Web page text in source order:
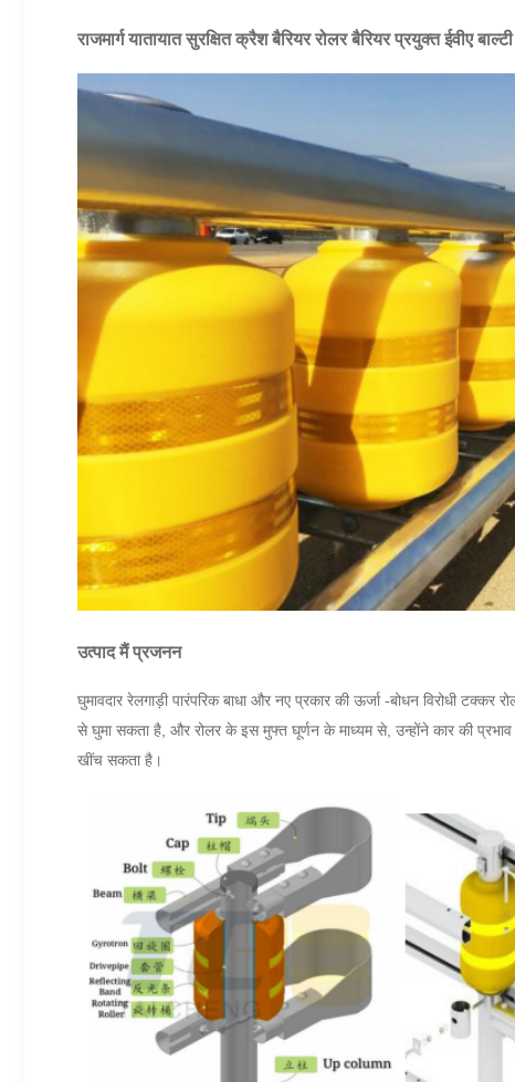
राजमार्ग यातायात सुरक्षित क्रैश बैरियर रोलर बैरियर प्रयुक्त ईवीए बाल्टी
उत्पाद मैं प्रजनन
घुमावदार रेलगाड़ी पारंपरिक बाधा और नए प्रकार की ऊर्जा -बोधन विरोधी टक्कर
से घुमा सकता है, और रोलर के इस मुफ्त घूर्णन के माध्यम से, उन्होंने कार की प्रभाव
खींच सकता है।